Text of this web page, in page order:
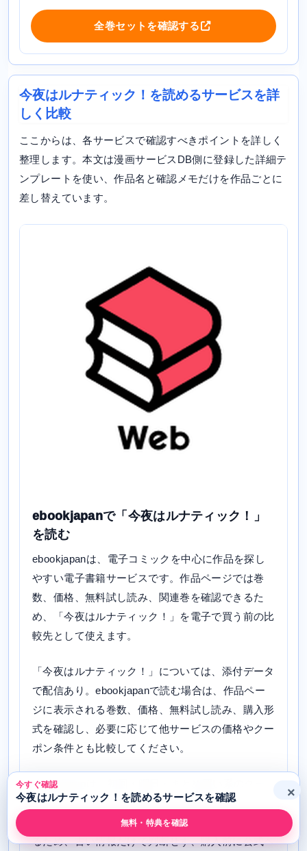
全巻セットを確認する
今夜はルナティック！を読めるサービスを詳
しく比較
ここからは、各サービスで確認すべきポイントを詳しく
整理します。本文は漫画サービスDB側に登録した詳細テ
ンプレートを使い、作品名と確認メモだけを作品ごとに
差し替えています。
ebookjapanで「今夜はルナティック！」
を読む
ebookjapanは、電子コミックを中心に作品を探し
やすい電子書籍サービスです。作品ページでは巻
数、価格、無料試し読み、関連巻を確認できるた
め、「今夜はルナティック！」を電子で買う前の比
較先として使えます。
「今夜はルナティック！」については、添付データ
で配信あり。ebookjapanで読む場合は、作品ペー
ジに表示される巻数、価格、無料試し読み、購入形
式を確認し、必要に応じて他サービスの価格やクー
ポン条件とも比較してください。
ebookjapanは、初回・曜日・まとめ買い系のクー
ポンやキャンペーンが出ることがあります。ただし
対象作品、利用回数、割引上限、支払い条件は変わ
るため、古い情報だけで判断せず、購入前に公式ペ
今すぐ確認
今夜はルナティック！を読めるサービスを確認
無料・特典を確認
×